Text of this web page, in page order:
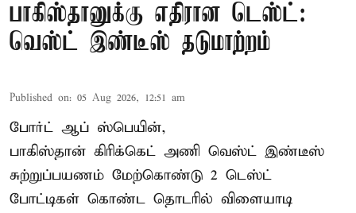
பாகிஸ்தானுக்கு எதிரான டெஸ்ட்:
வெஸ்ட் இண்டீஸ் தடுமாற்றம்
Published on: 05 Aug 2026, 12:51 am
போர்ட் ஆப் ஸ்பெயின்,
பாகிஸ்தான் கிரிக்கெட் அணி வெஸ்ட் இண்டீஸ்
சுற்றுப்பயணம் மேற்கொண்டு 2 டெஸ்ட்
போட்டிகள் கொண்ட தொடரில் விளையாடி